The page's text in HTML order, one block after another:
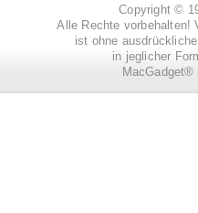
Copyright ©
Alle Rechte vorbehalten!
ist ohne
in jeglicher
MacGadget®